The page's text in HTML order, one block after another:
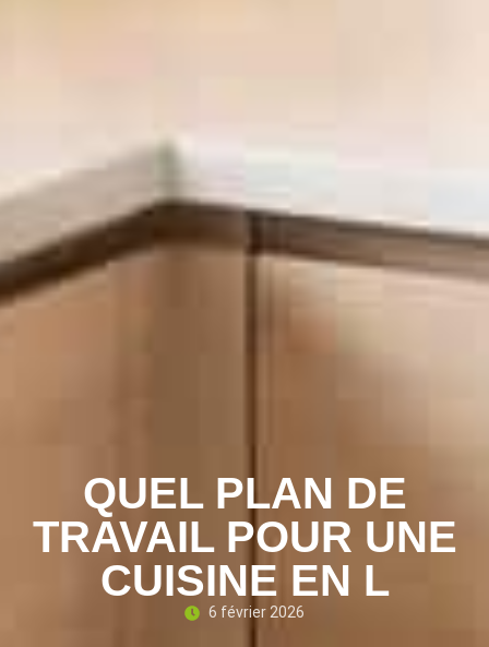
QUEL PLAN DE
TRAVAIL POUR UNE
CUISINE EN L
6 février 2026